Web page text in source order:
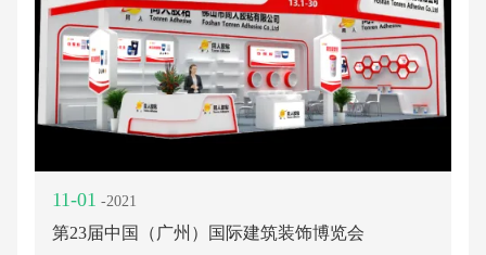
11-01 -2021
第23届中国（广州）国际建筑装饰博览会